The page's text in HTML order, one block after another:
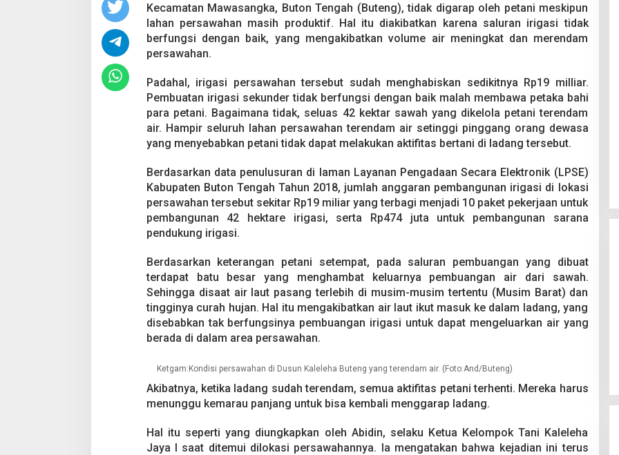
r
i
s
i
d
i
B
e
n
g
M
l
h
B
i
k
n
4
e
k
t
a
S
Kecamatan Mawasangka, Buton Tengah (Buteng), tidak digarap oleh petani meskipun
lahan persawahan masih produktif. Hal itu diakibatkan karena saluran irigasi tidak
berfungsi dengan baik, yang mengakibatkan volume air meningkat dan merendam
persawahan.
Padahal, irigasi persawahan tersebut sudah menghabiskan sedikitnya Rp19 milliar.
Pembuatan irigasi sekunder tidak berfungsi dengan baik malah membawa petaka bahi
para petani. Bagaimana tidak, seluas 42 kektar sawah yang dikelola petani terendam
air. Hampir seluruh lahan persawahan terendam air setinggi pinggang orang dewasa
yang menyebabkan petani tidak dapat melakukan aktifitas bertani di ladang tersebut.
Berdasarkan data penulusuran di laman Layanan Pengadaan Secara Elektronik (LPSE)
Kabupaten Buton Tengah Tahun 2018, jumlah anggaran pembangunan irigasi di lokasi
persawahan tersebut sekitar Rp19 miliar yang terbagi menjadi 10 paket pekerjaan untuk
pembangunan 42 hektare irigasi, serta Rp474 juta untuk pembangunan sarana
pendukung irigasi.
Berdasarkan keterangan petani setempat, pada saluran pembuangan yang dibuat
terdapat batu besar yang menghambat keluarnya pembuangan air dari sawah.
Sehingga disaat air laut pasang terlebih di musim-musim tertentu (Musim Barat) dan
tingginya curah hujan. Hal itu mengakibatkan air laut ikut masuk ke dalam ladang, yang
disebabkan tak berfungsinya pembuangan irigasi untuk dapat mengeluarkan air yang
berada di dalam area persawahan.
Ketgam:Kondisi persawahan di Dusun Kaleleha Buteng yang terendam air. (Foto:And/Buteng)
Akibatnya, ketika ladang sudah terendam, semua aktifitas petani terhenti. Mereka harus
menunggu kemarau panjang untuk bisa kembali menggarap ladang.
Hal itu seperti yang diungkapkan oleh Abidin, selaku Ketua Kelompok Tani Kaleleha
Jaya I saat ditemui dilokasi persawahannya. Ia mengatakan bahwa kejadian ini terus
Pesta Pernikahan Berakhir
Miras